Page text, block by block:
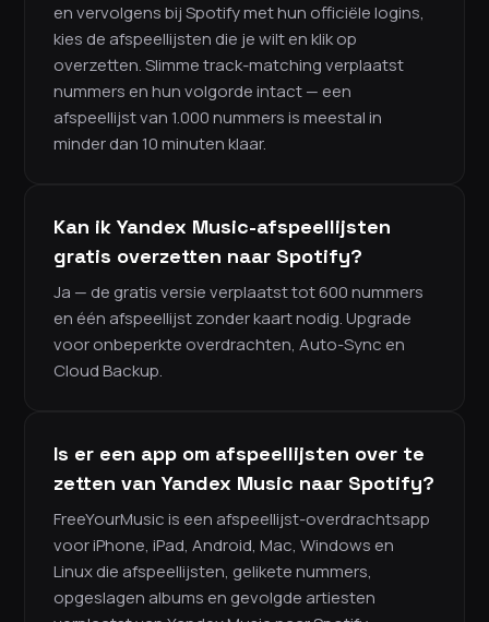
en vervolgens bij Spotify met hun officiële logins,
kies de afspeellijsten die je wilt en klik op
overzetten. Slimme track-matching verplaatst
nummers en hun volgorde intact — een
afspeellijst van 1.000 nummers is meestal in
minder dan 10 minuten klaar.
Kan ik Yandex Music-afspeellijsten
gratis overzetten naar Spotify?
Ja — de gratis versie verplaatst tot 600 nummers
en één afspeellijst zonder kaart nodig. Upgrade
voor onbeperkte overdrachten, Auto-Sync en
Cloud Backup.
Is er een app om afspeellijsten over te
zetten van Yandex Music naar Spotify?
FreeYourMusic is een afspeellijst-overdrachtsapp
voor iPhone, iPad, Android, Mac, Windows en
Linux die afspeellijsten, gelikete nummers,
opgeslagen albums en gevolgde artiesten